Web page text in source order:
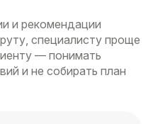
и рекомендации
специалисту проще
— понимать
и не собирать план